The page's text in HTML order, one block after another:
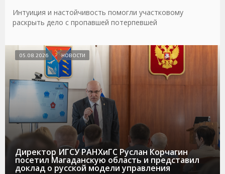
Интуиция и настойчивость помогли участковому
раскрыть дело с пропавшей потерпевшей
Директор ИГСУ РАНХиГС Руслан Корчагин
посетил Магаданскую область и представил
доклад о русской модели управления
05.08.2026 НОВОСТИ